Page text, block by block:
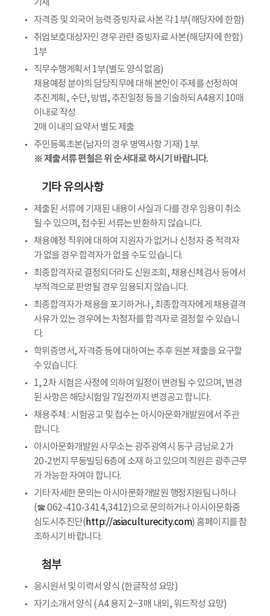
기재
자격증 및 외국어 능력 증빙자료 사본 각 1부(해당자에 한함)
취업보호대상자인 경우 관련 증빙자료 사본(해당자에 한함)
1부
직무수행계획서 1부(별도 양식 없음)
채용예정 분야의 담당직무에 대해 본인이 주제를 선정하여
추진계획, 수단, 방법, 추진일정 등을 기술하되 A4용지 10매
이내로 작성
2매 이내의 요약서 별도 제출
주민등록초본(남자의 경우 병역사항 기재) 1부.
※ 제출서류 편철은 위 순서대로 하시기 바랍니다.
기타 유의사항
제출된 서류에 기재된 내용이 사실과 다를 경우 임용이 취소
될 수 있으며, 접수된 서류는 반환하지 않습니다.
채용예정 직위에 대하여 지원자가 없거나 신청자 중 적격자
가 없을 경우 합격자가 없을 수도 있습니다.
최종합격자로 결정되더라도 신원조회, 채용신체검사 등에서
부적격으로 판명될 경우 임용되지 않습니다.
최종합격자가 채용을 포기하거나, 최종합격자에게 채용결격
사유가 있는 경우에는 차점자를 합격자로 결정할 수 있습니
다.
학위증명서, 자격증 등에 대하여는 추후 원본 제출을 요구할
수 있습니다.
1, 2차 시험은 사정에 의하여 일정이 변경될 수 있으며, 변경
된 사항은 해당시험일 7일전까지 변경공고 합니다.
채용주체 : 시험공고 및 접수는 아시아문화개발원에서 주관
합니다.
아시아문화개발원 사무소는 광주광역시 동구 금남로 2가
20-2번지 무등빌딩 6층에 소재 하고 있으며 직원은 광주근무
가 가능한 자여야 합니다.
기타 자세한 문의는 아시아문화개발원 행정지원팀 나하나
(☎ 062-410-3414,3412)으로 문의하거나 아시아문화중
심도시추진단(http://asiaculturecity.com) 홈페이지를 참
조하시기 바랍니다.
첨부
응시원서 및 이력서 양식 (한글작성 요망)
자기소개서 양식 ( A4 용지 2~3매 내외, 워드작성 요망)